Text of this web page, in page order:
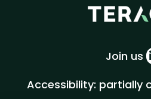
Accessibility: partially
Join us